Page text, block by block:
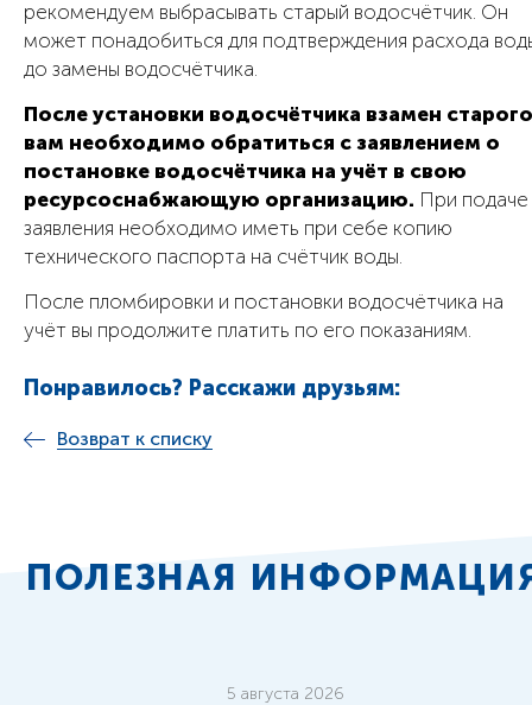
рекомендуем выбрасывать старый водосчётчик. Он
может понадобиться для подтверждения расхода
до замены водосчётчика.
После установки водосчётчика взамен
вам необходимо обратиться с заявлением о
постановке водосчётчика на учёт в свою
ресурсоснабжающую организацию. При подаче
заявления необходимо иметь при себе копию
технического паспорта на счётчик воды.
После пломбировки и постановки водосчётчика на
учёт вы продолжите платить по его показаниям.
Понравилось? Расскажи друзьям:
Возврат к списку
ПОЛЕЗНАЯ
5 августа 2026